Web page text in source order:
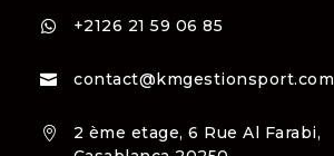
 +2126 21 59 06 85
 contact@kmgestionsport.com

2 ème etage, 6 Rue Al Farabi,